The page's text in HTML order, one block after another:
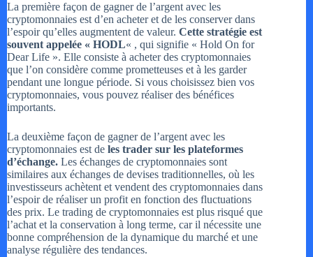
La première façon de gagner de l’argent avec les
cryptomonnaies est d’en acheter et de les conserver dans
l’espoir qu’elles augmentent de valeur. Cette stratégie est
souvent appelée « HODL« , qui signifie « Hold On for
Dear Life ». Elle consiste à acheter des cryptomonnaies
que l’on considère comme prometteuses et à les garder
pendant une longue période. Si vous choisissez bien vos
cryptomonnaies, vous pouvez réaliser des bénéfices
importants.
La deuxième façon de gagner de l’argent avec les
cryptomonnaies est de les trader sur les plateformes
d’échange. Les échanges de cryptomonnaies sont
similaires aux échanges de devises traditionnelles, où les
investisseurs achètent et vendent des cryptomonnaies dans
l’espoir de réaliser un profit en fonction des fluctuations
des prix. Le trading de cryptomonnaies est plus risqué que
l’achat et la conservation à long terme, car il nécessite une
bonne compréhension de la dynamique du marché et une
analyse régulière des tendances.